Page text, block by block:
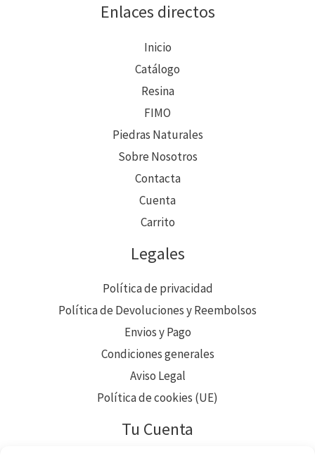
Enlaces directos
Inicio
Catálogo
Resina
FIMO
Piedras Naturales
Sobre Nosotros
Contacta
Cuenta
Carrito
Legales
Política de privacidad
Política de Devoluciones y Reembolsos
Envios y Pago
Condiciones generales
Aviso Legal
Política de cookies (UE)
Tu Cuenta